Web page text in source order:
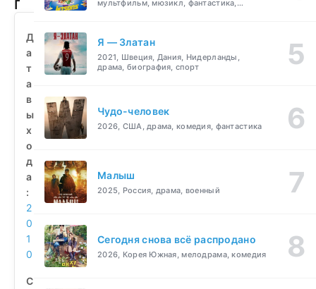
Поттер
Дары
Смерти:
Часть
(2010)
смотреть
бесплатно
Д
а
т
а
в
ы
х
о
д
а
:
2
0
1
0
С
мультфильм, мюзикл, фантастика,
Я — Златан
2021, Швеция, Дания, Нидерланды,
драма, биография, спорт
Чудо-человек
2026, США, драма, комедия, фантастика
Малыш
2025, Россия, драма, военный
Сегодня снова всё распродано
2026, Корея Южная, мелодрама, комедия